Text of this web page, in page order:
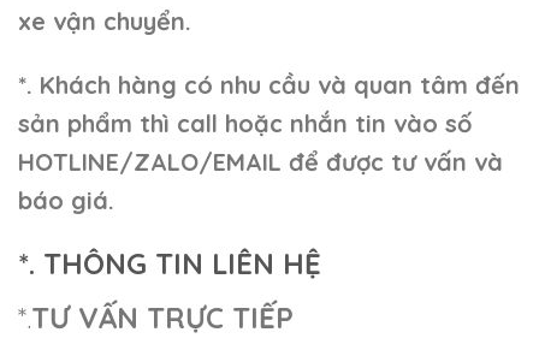
xe vận chuyển.
*. Khách hàng có nhu cầu và quan tâm đến
sản phẩm thì call hoặc nhắn tin vào số
HOTLINE/ZALO/EMAIL để được tư vấn và
báo giá.
*. THÔNG TIN LIÊN HỆ
*.TƯ VẤN TRỰC TIẾP